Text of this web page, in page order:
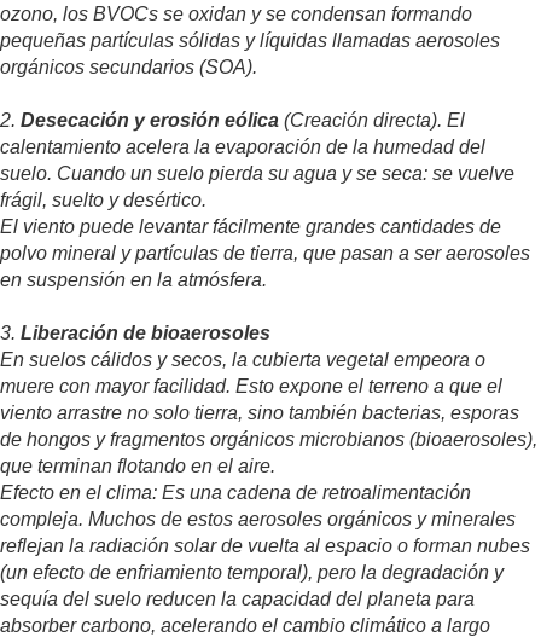
ozono, los BVOCs se oxidan y se condensan formando
pequeñas partículas sólidas y líquidas llamadas aerosoles
orgánicos secundarios (SOA).
2. Desecación y erosión eólica (Creación directa). El
calentamiento acelera la evaporación de la humedad del
suelo. Cuando un suelo pierda su agua y se seca: se vuelve
frágil, suelto y desértico.
El viento puede levantar fácilmente grandes cantidades de
polvo mineral y partículas de tierra, que pasan a ser aerosoles
en suspensión en la atmósfera.
3. Liberación de bioaerosoles
En suelos cálidos y secos, la cubierta vegetal empeora o
muere con mayor facilidad. Esto expone el terreno a que el
viento arrastre no solo tierra, sino también bacterias, esporas
de hongos y fragmentos orgánicos microbianos (bioaerosoles),
que terminan flotando en el aire.
Efecto en el clima: Es una cadena de retroalimentación
compleja. Muchos de estos aerosoles orgánicos y minerales
reflejan la radiación solar de vuelta al espacio o forman nubes
(un efecto de enfriamiento temporal), pero la degradación y
sequía del suelo reducen la capacidad del planeta para
absorber carbono, acelerando el cambio climático a largo